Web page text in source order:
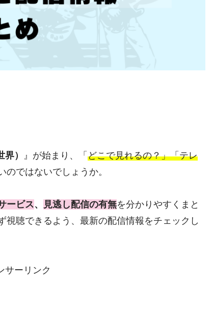
） 』が始まり、「 どこで見れるの？」「テレ
のではないでしょうか。
ービス、 見逃し配信の有無を分かりやすくまと
聴できるよう、最新の配信情報をチェックし
サーリンク